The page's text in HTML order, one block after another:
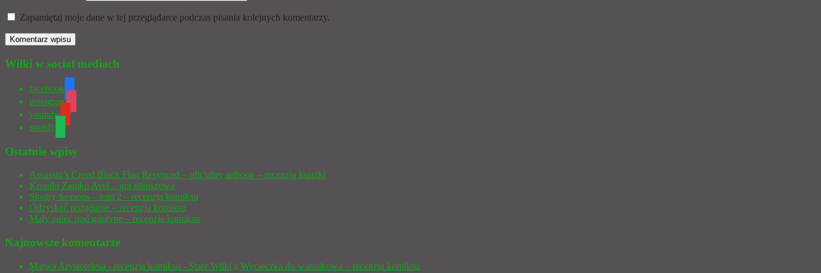
Zapamiętaj moje dane w tej przeglądarce podczas pisania kolejnych komentarzy.
Wilki w social mediach
facebook
instagram
youtube
spotify
Ostatnie wpisy
Assassin’s Creed Black Flag Resynced – oficjalny artbook – recenzja książki
Kroniki Zamku Avel – gra planszowa
Siostry Seasons – tom 2 – recenzja komiksu
Odzyskać pożądanie – recenzja komiksu
Mały palec pod gilotynę – recenzja komiksu
Najnowsze komentarze
Mątwa Arystotelesa - recenzja komiksu - Stare Wilki z Wycieczka do wariatkowa – recenzja komiksu